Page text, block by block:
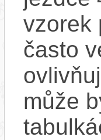
vzorek
často
může